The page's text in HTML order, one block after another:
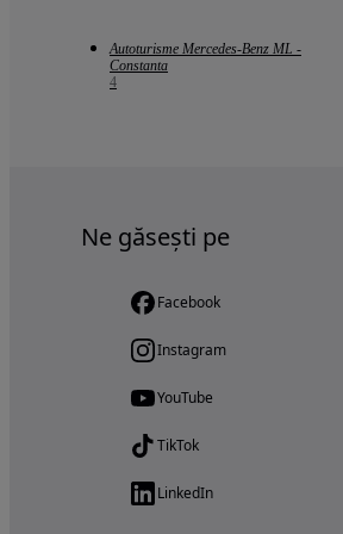
Autoturisme Mercedes-Benz ML -
Constanta
4
Ne găsești pe
Facebook
Instagram
YouTube
TikTok
LinkedIn